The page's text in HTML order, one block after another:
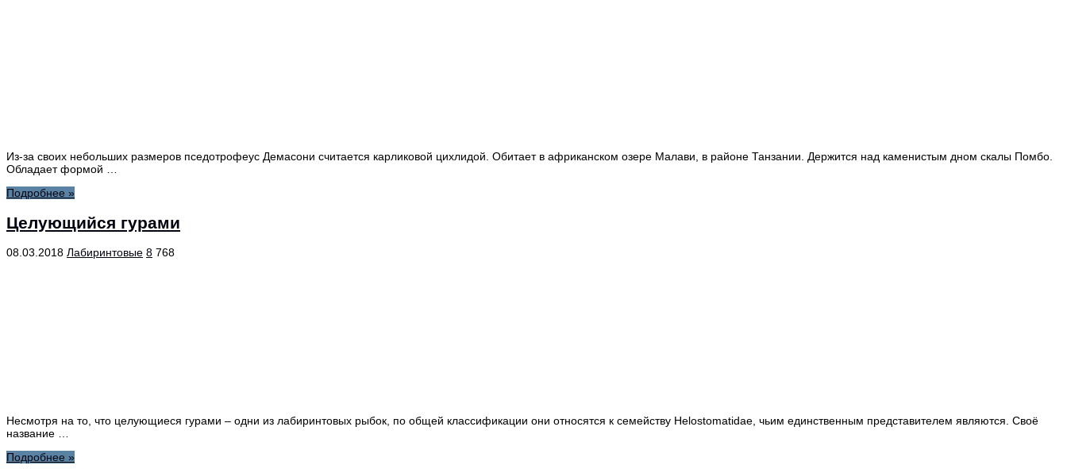
Из-за своих небольших размеров пседотрофеус Демасони считается карликовой цихлидой. Обитает в африканском озере Малави, в районе Танзании. Держится над каменистым дном скалы Помбо.
Обладает формой …
Подробнее »
Целующийся гурами
08.03.2018 Лабиринтовые 8 768
Несмотря на то, что целующиеся гурами – одни из лабиринтовых рыбок, по общей классификации они относятся к семейству Helostomatidae, чьим единственным представителем являются. Своё
название …
Подробнее »